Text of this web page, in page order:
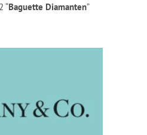
“Baguette Diamanten”